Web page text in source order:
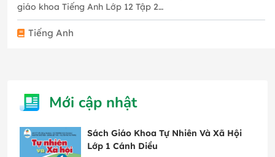
giáo khoa Tiếng Anh Lớp 12 Tập 2…
Tiếng Anh
Mới cập nhật
Sách Giáo Khoa Tự Nhiên Và Xã Hội
Lớp 1 Cánh Diều